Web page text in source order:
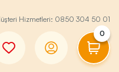
Hizmetleri: 0850 304 50 01
0